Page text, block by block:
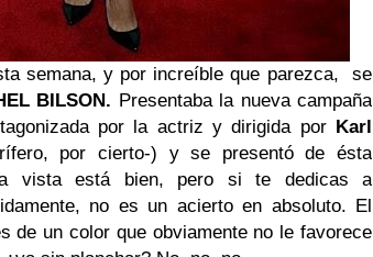
semana, y por increíble que parezca, se
BILSON. Presentaba la nueva campaña
por la actriz y dirigida por Karl
por cierto-) y se presentó de ésta
vista está bien, pero si te dedicas a
no es un acierto en absoluto. El
de un color que obviamente no le favorece